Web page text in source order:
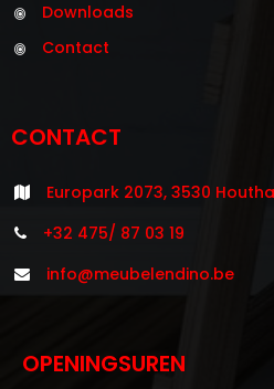
Downloads
Contact
CONTACT
Europark 2073, 3530
+32 475/ 87 03 19
info@meubelendino.be
OPENINGSUREN